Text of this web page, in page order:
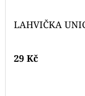
LAHVIČKA
29 Kč